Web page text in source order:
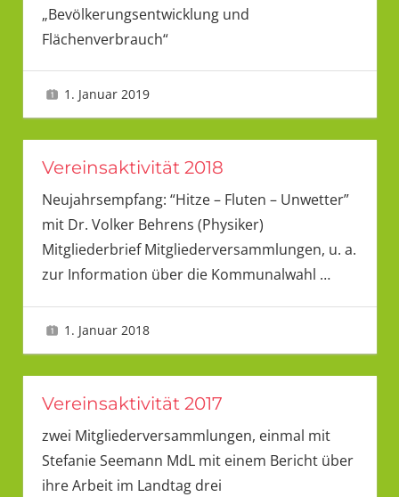
„Bevölkerungsentwicklung und
Flächenverbrauch“
1. Januar 2019
Vereinsaktivität 2018
Neujahrsempfang: “Hitze – Fluten – Unwetter”
mit Dr. Volker Behrens (Physiker)
Mitgliederbrief Mitgliederversammlungen, u. a.
zur Information über die Kommunalwahl …
1. Januar 2018
Vereinsaktivität 2017
zwei Mitgliederversammlungen, einmal mit
Stefanie Seemann MdL mit einem Bericht über
ihre Arbeit im Landtag drei